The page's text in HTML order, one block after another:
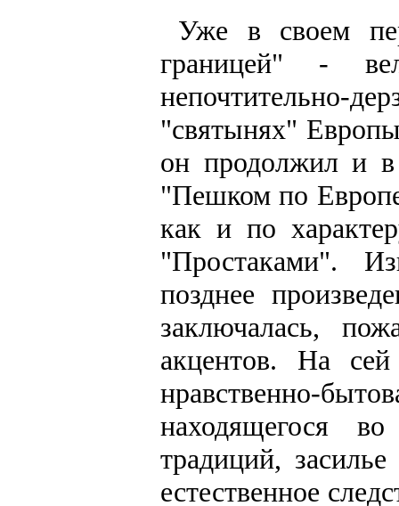
Уже в своем
границей" -
непочтительно-
"святынях"
он продолжил и
"Пешком по
как и по
"Простаками".
позднее
заключалась,
акцентов. На сей
нравственно-
находящегося
традиций,
естественное